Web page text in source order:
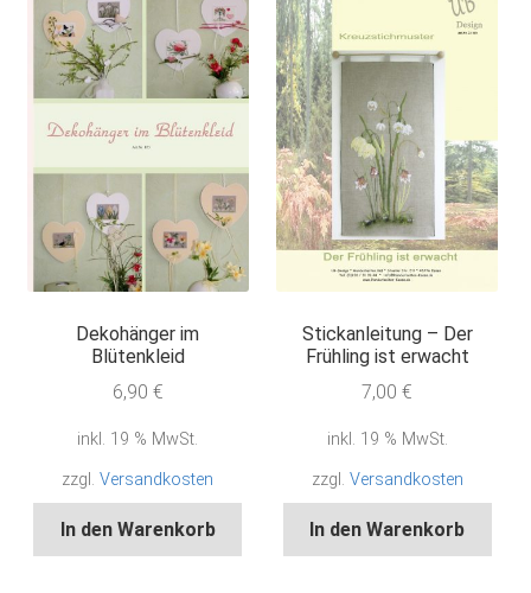
Dekohänger im
Blütenkleid
6,90 €
inkl. 19 % MwSt.
zzgl.Versandkosten
In den Warenkorb
Stickanleitung – Der
Frühling ist erwacht
7,00€
inkl. 19 % MwSt.
zzgl. Versandkosten
In den Warenkorb